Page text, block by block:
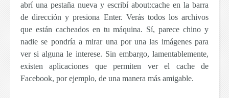
abrí una pestaña nueva y escribí about:cache en la barra
de dirección y presiona Enter. Verás todos los archivos
que están cacheados en tu máquina. Sí, parece chino y
nadie se pondría a mirar una por una las imágenes para
ver si alguna le interese. Sin embargo, lamentablemente,
existen aplicaciones que permiten ver el cache de
Facebook, por ejemplo, de una manera más amigable.